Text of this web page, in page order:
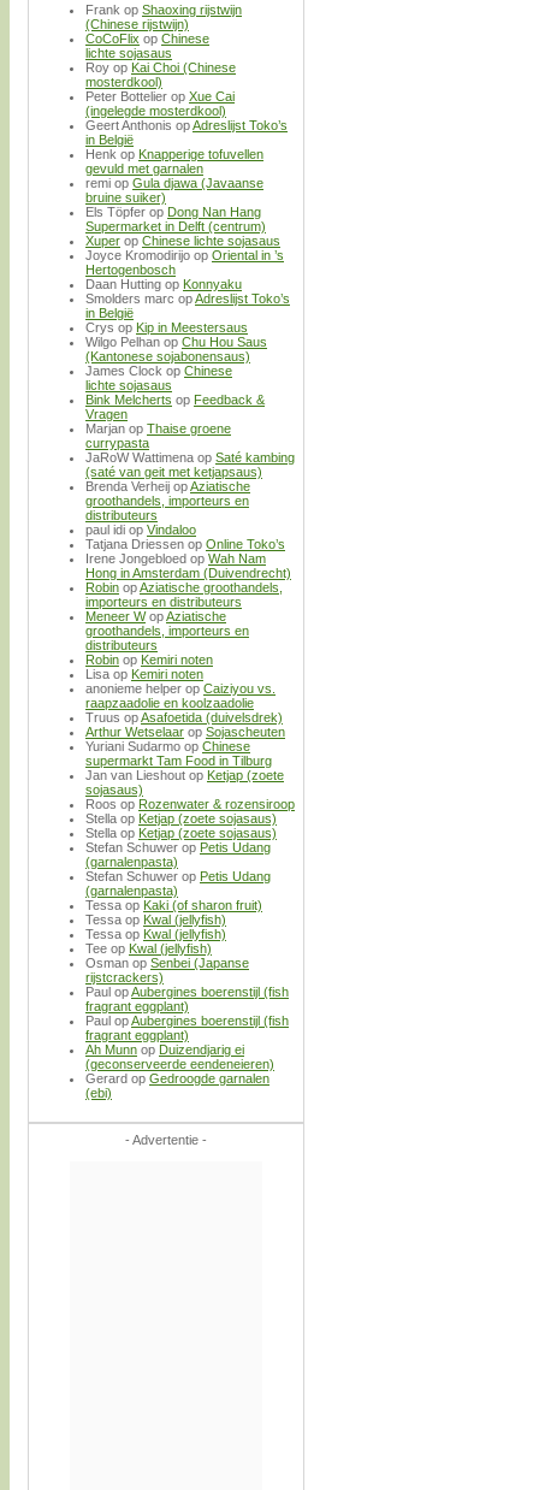
Frank op Shaoxing rijstwijn
(Chinese rijstwijn)
CoCoFlix op Chinese
lichte sojasaus
Roy op Kai Choi (Chinese
mosterdkool)
Peter Bottelier op Xue Cai
(ingelegde mosterdkool)
Geert Anthonis opAdreslijst Toko’s
in België
Henk op Knapperige tofuvellen
gevuld met garnalen
remi op Gula djawa (Javaanse
bruine suiker)
Els Töpfer op Dong Nan Hang
Supermarket in Delft (centrum)
Xuper op Chinese lichte sojasaus
Joyce Kromodirijo op Oriental in ’s
Hertogenbosch
Daan Hutting op Konnyaku
Smolders marc opAdreslijst Toko’s
in België
Crys op Kip in Meestersaus
Wilgo Pelhan op Chu Hou Saus
(Kantonese sojabonensaus)
James Clock op Chinese
lichte sojasaus
Bink Melcherts op Feedback &
Vragen
Marjan op Thaise groene
currypasta
JaRoW Wattimena op Saté kambing
(saté van geit met ketjapsaus)
Brenda Verheij opAziatische
groothandels, importeurs en
distributeurs
paul idi op Vindaloo
Tatjana Driessen op Online Toko’s
Irene Jongebloed op Wah Nam
Hong in Amsterdam (Duivendrecht)
Robin opAziatische groothandels,
importeurs en distributeurs
Meneer WopAziatische
groothandels, importeurs en
distributeurs
Robin op Kemiri noten
Lisa op Kemiri noten
anonieme helper op Caiziyou vs.
raapzaadolie en koolzaadolie
Truus opAsafoetida (duivelsdrek)
Arthur Wetselaar op Sojascheuten
Yuriani Sudarmo op Chinese
supermarkt Tam Food in Tilburg
Jan van Lieshout op Ketjap (zoete
sojasaus)
Roos op Rozenwater & rozensiroop
Stella op Ketjap (zoete sojasaus)
Stella op Ketjap (zoete sojasaus)
Stefan Schuwer op Petis Udang
(garnalenpasta)
Stefan Schuwer op Petis Udang
(garnalenpasta)
Tessa op Kaki (of sharon fruit)
Tessa op Kwal (jellyfish)
Tessa op Kwal (jellyfish)
Tee op Kwal (jellyfish)
Osman op Senbei (Japanse
rijstcrackers)
Paul opAubergines boerenstijl (fish
fragrant eggplant)
Paul opAubergines boerenstijl (fish
fragrant eggplant)
Ah Munn op Duizendjarig ei
(geconserveerde eendeneieren)
Gerard op Gedroogde garnalen
(ebi)
- Advertentie -